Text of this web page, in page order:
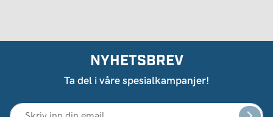
NYHETSBREV
Ta del i våre spesialkampanjer!